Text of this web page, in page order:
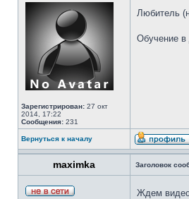
Зарегистрирован: 27 окт
2014, 17:22
Сообщения: 231
Любитель
Обучение в
Вернуться к началу
maximka Заголовок
Ждем